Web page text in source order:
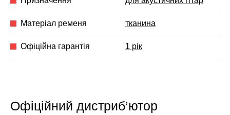
Матеріал ременя тканина
Офіційна гарантія 1 рік
Офіційний дистриб’ютор